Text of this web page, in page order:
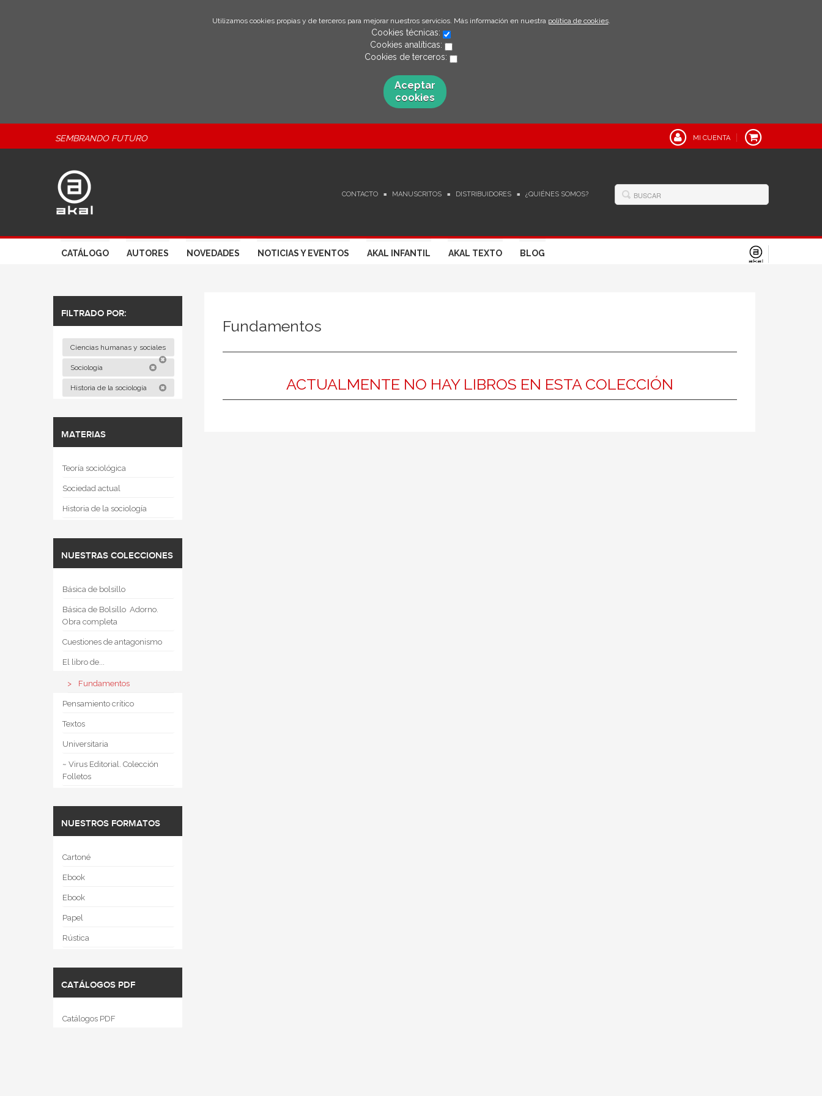
Utilizamos cookies propias y de terceros para mejorar nuestros servicios. Más información en nuestra política de cookies.
Cookies técnicas:
Cookies analíticas:
Cookies de terceros:
Aceptar
cookies
SEMBRANDO FUTURO MI CUENTA
CONTACTO MANUSCRITOS DISTRIBUIDORES ¿QUIÉNES SOMOS?
CATÁLOGO AUTORES NOVEDADES NOTICIAS Y EVENTOS AKAL INFANTIL AKAL TEXTO BLOG
FILTRADO POR:
Ciencias humanas y sociales
Sociología
Historia de la sociología
MATERIAS
Teoría sociológica
Sociedad actual
Historia de la sociología
NUESTRAS COLECCIONES
Básica de bolsillo
Básica de Bolsillo  Adorno.
Obra completa
Cuestiones de antagonismo
El libro de...
Fundamentos
Pensamiento crítico
Textos
Universitaria
~ Virus Editorial. Colección
Folletos
NUESTROS FORMATOS
Cartoné
Ebook
Ebook
Papel
Rústica
CATÁLOGOS PDF
Catálogos PDF
Fundamentos
ACTUALMENTE NO HAY LIBROS EN ESTA COLECCIÓN